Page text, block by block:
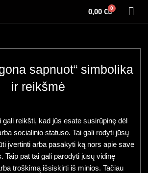
0,00 € 0
sapnuot“ simbolika
ir reikšmė
gali reikšti, kad jūs esate susirūpinę dėl
socialinio statuso. Tai gali rodyti jūsų
įvertinti arba pasakyti ką nors apie save
Taip pat tai gali parodyti jūsų vidinę
troškimą išsiskirti iš minios. Tačiau